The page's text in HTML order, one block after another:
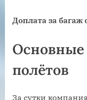
Доплата за багаж
Основные
полётов
За сутки